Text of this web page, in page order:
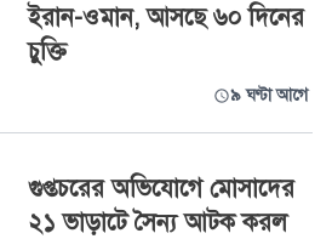
ইরান-ওমান, আসছে ৬০ দিনের
চুক্তি
৯ ঘণ্টা আগে
গুপ্তচরের অভিযোগে মোসাদের
২১ ভাড়াটে সৈন্য আটক করল